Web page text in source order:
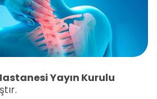
Yayın Kurulu